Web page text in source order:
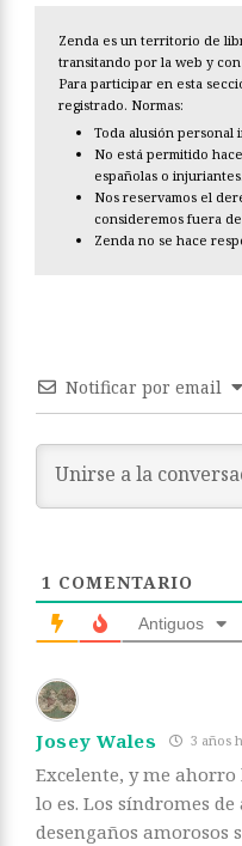
Zenda es un territorio de
transitando por la web y
Para participar en esta
registrado. Normas:
Toda alusión personal
No está permitido
españolas o injuriantes.
Nos reservamos el
consideremos fuera
Zenda no se hace
Notificar por email
1 COMENTARIO
Antiguos
Josey Wales 3 años
Excelente, y me
lo es. Los síndromes
desengaños amorosos